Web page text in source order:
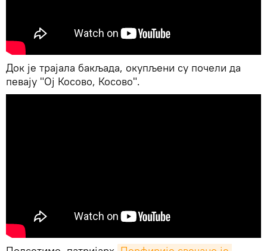
Док је трајала бакљада, окупљени су почели да
певају "Ој Косово, Косово".